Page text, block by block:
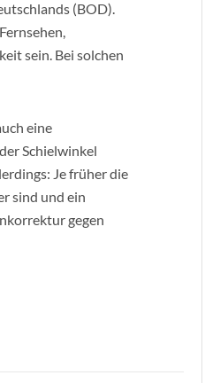
(BOD).
sein. Bei solchen
eine
Schielwinkel
Je früher die
sind und ein
gegen